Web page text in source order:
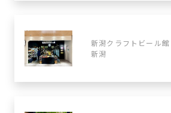
新潟クラフトビール館
新潟